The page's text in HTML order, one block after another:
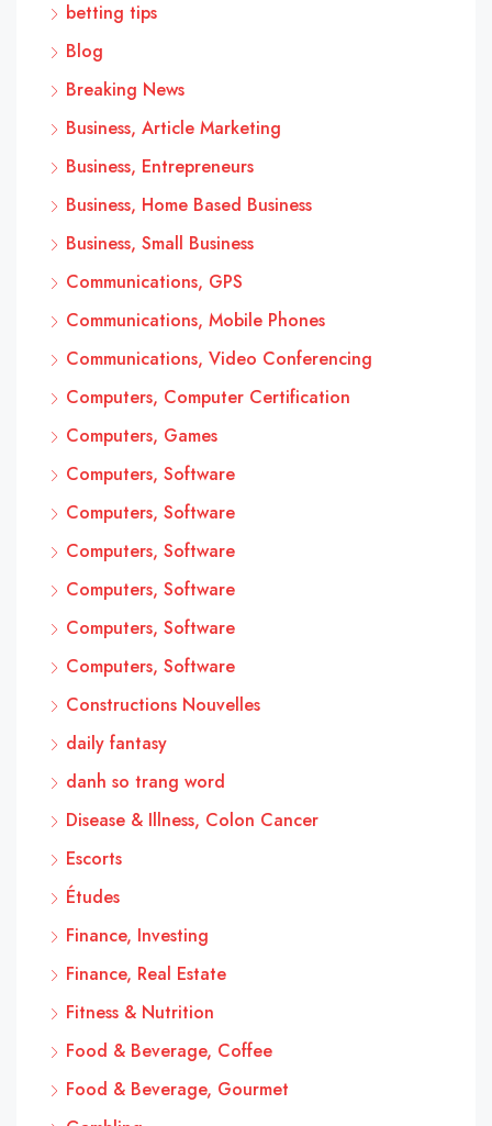
betting tips
Blog
Breaking News
Business, Article Marketing
Business, Entrepreneurs
Business, Home Based Business
Business, Small Business
Communications, GPS
Communications, Mobile Phones
Communications, Video Conferencing
Computers, Computer Certification
Computers, Games
Computers, Software
Computers, Software
Computers, Software
Computers, Software
Computers, Software
Computers, Software
Constructions Nouvelles
daily fantasy
danh so trang word
Disease & Illness, Colon Cancer
Escorts
Études
Finance, Investing
Finance, Real Estate
Fitness & Nutrition
Food & Beverage, Coffee
Food & Beverage, Gourmet